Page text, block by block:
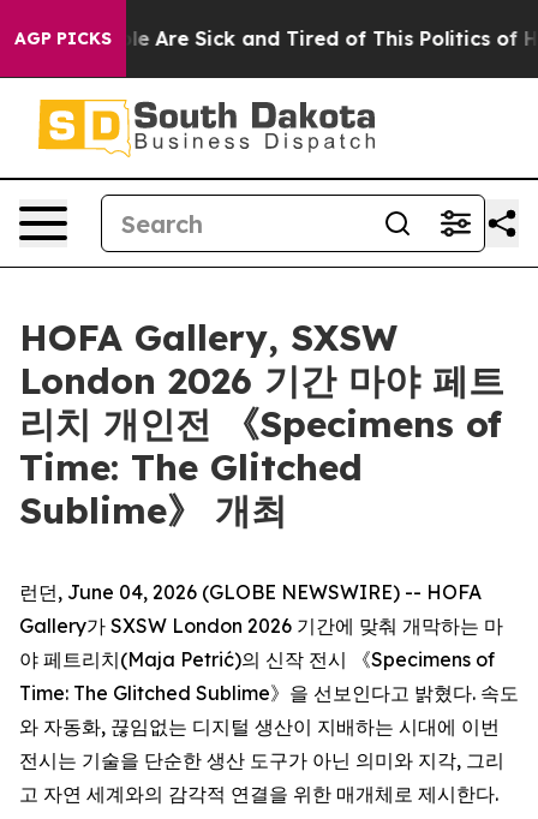
AGP PICKS
“People Are Sick and Tired of This Politics of
HOFA Gallery, SXSW
London 2026 기간 마야 페트
리치 개인전 《Specimens of
Time: The Glitched
Sublime》 개최
런던, June 04, 2026 (GLOBE NEWSWIRE) -- HOFA
Gallery가 SXSW London 2026 기간에 맞춰 개막하는 마
야 페트리치(Maja Petrić)의 신작 전시 《Specimens of
Time: The Glitched Sublime》을 선보인다고 밝혔다. 속도
와 자동화, 끊임없는 디지털 생산이 지배하는 시대에 이번
전시는 기술을 단순한 생산 도구가 아닌 의미와 지각, 그리
고 자연 세계와의 감각적 연결을 위한 매개체로 제시한다.